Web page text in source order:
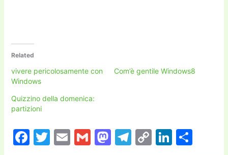
Related
vivere pericolosamente con
Windows
Com’è gentile Windows8
Quizzino della domenica:
partizioni
F
T
E
G
M T
C
Li